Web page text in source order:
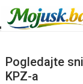
Pogledajte
KPZ-a